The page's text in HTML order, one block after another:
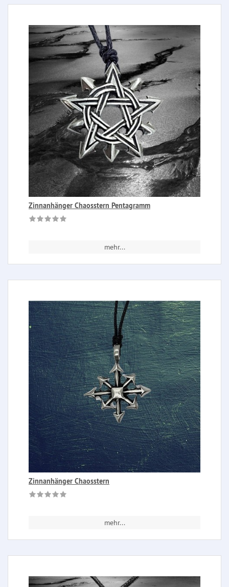
Zinnanhänger Chaosstern Pentagramm
mehr...
Zinnanhänger Chaosstern
mehr...